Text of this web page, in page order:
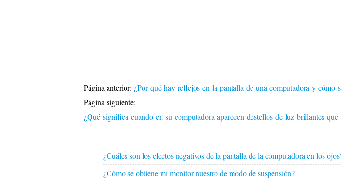
Página anterior: ¿Por qué hay reflejos en la pantalla de una computadora y cómo
Página siguiente:
¿Qué significa cuando en su computadora aparecen destellos de luz brillantes que
¿Cuáles son los efectos negativos de la pantalla de la computadora en los
¿Cómo se obtiene mi monitor nuestro de modo de suspensión?